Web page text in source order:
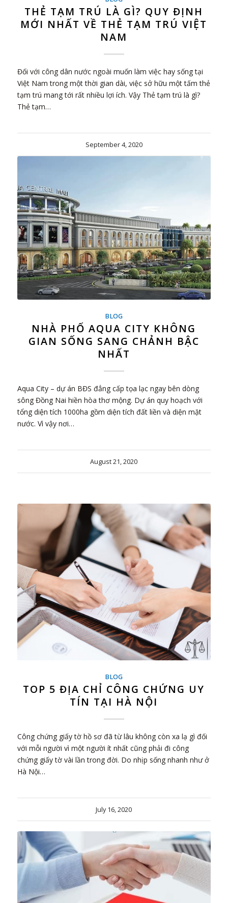
THẺ TẠM TRÚ LÀ GÌ? QUY ĐỊNH
MỚI NHẤT VỀ THẺ TẠM TRÚ VIỆT
NAM
Đối với công dân nước ngoài muốn làm việc hay sống tại
Việt Nam trong một thời gian dài, việc sở hữu một tấm thẻ
tạm trú mang tới rất nhiều lợi ích. Vậy Thẻ tạm trú là gì?
Thẻ tạm…
September 4, 2020
BLOG
NHÀ PHỐ AQUA CITY KHÔNG
GIAN SỐNG SANG CHẢNH BẬC
NHẤT
Aqua City – dự án BĐS đẳng cấp tọa lạc ngay bên dòng
sông Đồng Nai hiền hòa thơ mộng. Dự án quy hoạch với
tổng diện tích 1000ha gồm diện tích đất liền và diện mặt
nước. Vì vậy nơi…
August 21, 2020
BLOG
TOP 5 ĐỊA CHỈ CÔNG CHỨNG UY
TÍN TẠI HÀ NỘI
Công chứng giấy tờ hồ sơ đã từ lâu không còn xa lạ gì đối
với mỗi người vì một người ít nhất cũng phải đi công
chứng giấy tờ vài lần trong đời. Do nhịp sống nhanh như ở
Hà Nội…
July 16, 2020